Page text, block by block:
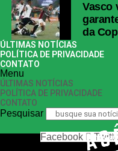
Vasco
da
ÚLTIMAS NOTÍCIAS
POLÍTICA DE PRIVACIDADE
CONTATO
Menu
ÚLTIMAS NOTÍCIAS
POLÍTICA DE PRIVACIDADE
CONTATO
Pesquisar
nos
Facebook